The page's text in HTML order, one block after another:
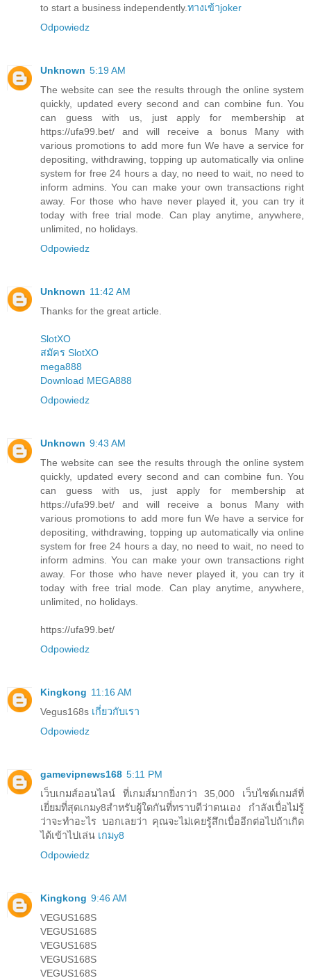
to start a business independently.ทางเข้าjoker
Odpowiedz
Unknown 5:19 AM
The website can see the results through the online system
quickly, updated every second and can combine fun. You
can guess with us, just apply for membership at
https://ufa99.bet/ and will receive a bonus Many with
various promotions to add more fun We have a service for
depositing, withdrawing, topping up automatically via online
system for free 24 hours a day, no need to wait, no need to
inform admins. You can make your own transactions right
away. For those who have never played it, you can try it
today with free trial mode. Can play anytime, anywhere,
unlimited, no holidays.
Odpowiedz
Unknown 11:42 AM
Thanks for the great article.
SlotXO
สมัคร SlotXO
mega888
Download MEGA888
Odpowiedz
Unknown 9:43 AM
The website can see the results through the online system
quickly, updated every second and can combine fun. You
can guess with us, just apply for membership at
https://ufa99.bet/ and will receive a bonus Many with
various promotions to add more fun We have a service for
depositing, withdrawing, topping up automatically via online
system for free 24 hours a day, no need to wait, no need to
inform admins. You can make your own transactions right
away. For those who have never played it, you can try it
today with free trial mode. Can play anytime, anywhere,
unlimited, no holidays.
https://ufa99.bet/
Odpowiedz
Kingkong 11:16 AM
Vegus168s เกี่ยวกับเรา
Odpowiedz
gamevipnews168 5:11 PM
เว็บเกมส์ออนไลน์ ที่เกมส์มากยิ่งกว่า 35,000 เว็บไซต์เกมส์ที่
เยี่ยมที่สุดเกมy8สำหรับผู้ใดกันที่ทราบดีว่าตนเอง กำลังเบื่อไม่รู้
ว่าจะทำอะไร บอกเลยว่า คุณจะไม่เคยรู้สึกเบื่ออีกต่อไปถ้าเกิด
ได้เข้าไปเล่น เกมy8
Odpowiedz
Kingkong 9:46 AM
VEGUS168S
VEGUS168S
VEGUS168S
VEGUS168S
VEGUS168S